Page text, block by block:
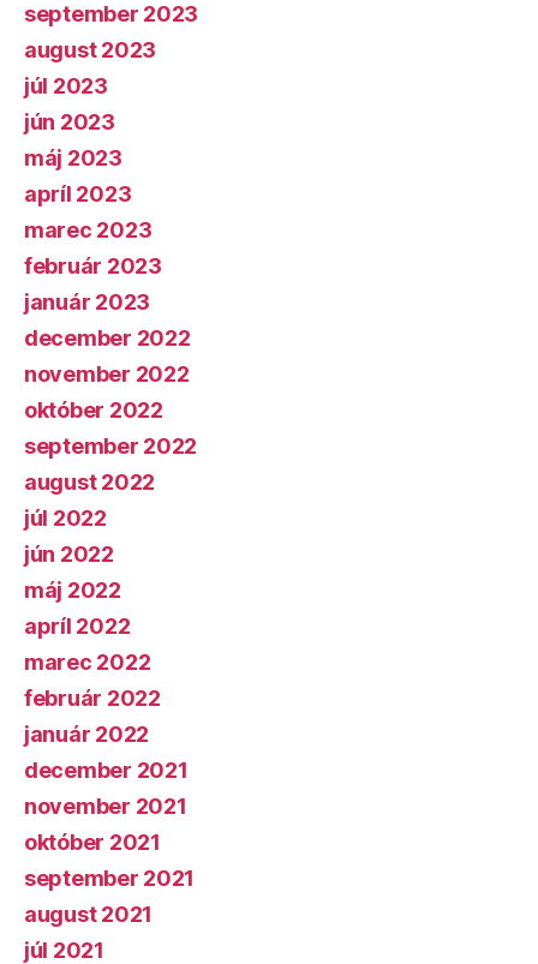
september 2023
august 2023
júl 2023
jún 2023
máj 2023
apríl 2023
marec 2023
február 2023
január 2023
december 2022
november 2022
október 2022
september 2022
august 2022
júl 2022
jún 2022
máj 2022
apríl 2022
marec 2022
február 2022
január 2022
december 2021
november 2021
október 2021
september 2021
august 2021
júl 2021